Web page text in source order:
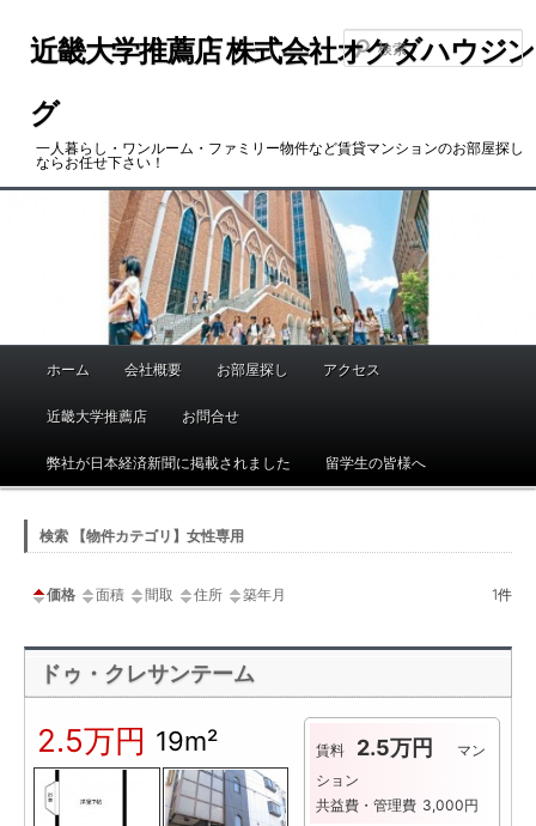
ン
ツ
近畿大学推薦店 株式会社オクダハウジン
グ
一人暮らし・ワンルーム・ファミリー物件など賃貸マンションのお部屋探し
ならお任せ下さい！
ニ
ホーム 会社概要 お部屋探し アクセス
近畿大学推薦店 お問合せ
弊社が日本経済新聞に掲載されました 留学生の皆様へ
検索 【物件カテゴリ】女性専用
価格 面積 間取 住所 築年月 1件
ドゥ・クレサンテーム
2.5万円 19m² 賃料 2.5万円
マン
ション
共益費・管理費 3,000円